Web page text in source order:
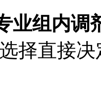
业组内调
择直接